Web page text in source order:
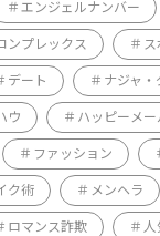
エンジェルナンバー
ンプレックス ス
デート ナジャ・
ウ ハッピーメー
ファッション
ク術 メンヘラ
ロマンス詐欺 人